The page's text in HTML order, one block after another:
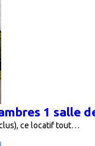
1 salle
ce locatif tout…